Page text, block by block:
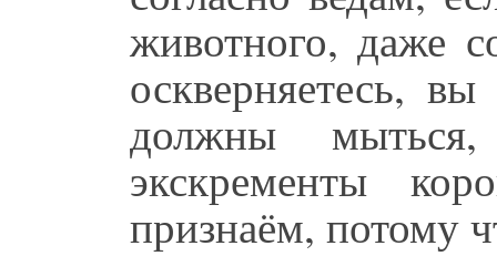
животного, даже
оскверняетесь,
должны
экскременты
признаём, потому